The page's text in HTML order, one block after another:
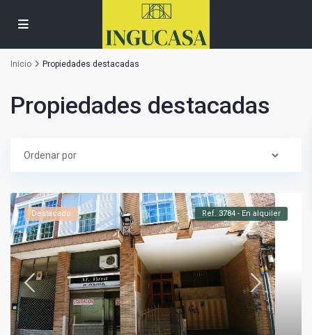
Inicio Propiedades destacadas
Propiedades destacadas
Destacado Ref. 3784 - En alquiler